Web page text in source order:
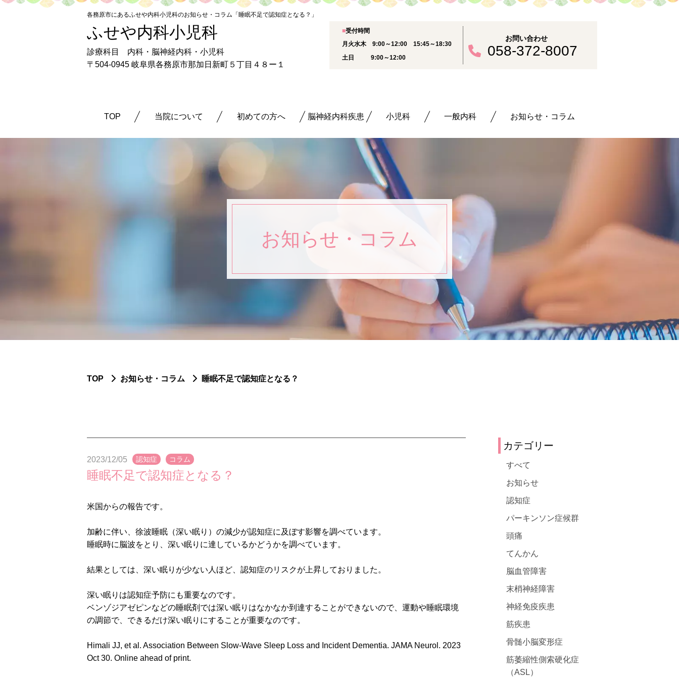
各務原市にあるふせや内科小児科のお知らせ・コラム「睡眠不足で認知症となる？」
ふせや内科小児科
診療科目 内科・脳神経内科・小児科
〒504-0945 岐阜県各務原市那加日新町５丁目４８ー１
■受付時間
月火水木 9:00～12:00 15:45～18:30
土日 9:00～12:00
お問い合わせ
058-372-8007
TOP 当院について 初めての方へ 脳神経内科疾患 小児科 一般内科 お知らせ・コラム
お知らせ・コラム
TOP お知らせ・コラム 睡眠不足で認知症となる？
2023/12/05 認知症 コラム
睡眠不足で認知症となる？
米国からの報告です。
加齢に伴い、徐波睡眠（深い眠り）の減少が認知症に及ぼす影響を調べています。
睡眠時に脳波をとり、深い眠りに達しているかどうかを調べています。
結果としては、深い眠りが少ない人ほど、認知症のリスクが上昇しておりました。
深い眠りは認知症予防にも重要なのです。
ベンゾジアゼピンなどの睡眠剤では深い眠りはなかなか到達することができないので、運動や睡眠環境
の調節で、できるだけ深い眠りにすることが重要なのです。
Himali JJ, et al. Association Between Slow-Wave Sleep Loss and Incident Dementia. JAMA Neurol. 2023
Oct 30. Online ahead of print.
カテゴリー
すべて
お知らせ
認知症
パーキンソン症候群
頭痛
てんかん
脳血管障害
末梢神経障害
神経免疫疾患
筋疾患
骨髄小脳変形症
筋萎縮性側索硬化症
（ASL）